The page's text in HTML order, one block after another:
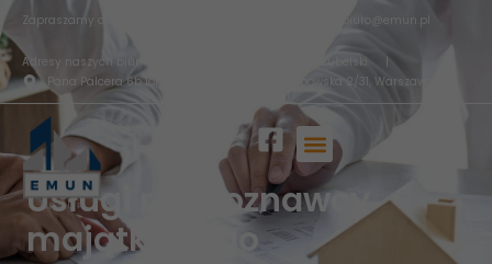
Przejdź
do
treści
Zapraszamy do kontaktu: biuro@emun.pl
Adresy naszych biur: ul. Rynek 28, Tomaszów Lubelski
Pana Palcera 6b lok 5, Lublin
Grzybowska 2/31, Warszawa
Usługi rzeczoznawcy
majątkowego